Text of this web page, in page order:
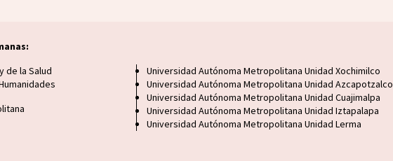
de la Salud
Footer UAM unidad
Universidad Autónoma Metropolitana Unidad Xochimilco
Universidad Autónoma Metropolitana Unidad Azcapotzalco
Universidad Autónoma Metropolitana Unidad Cuajimalpa
Universidad Autónoma Metropolitana Unidad Iztapalapa
Universidad Autónoma Metropolitana Unidad Lerma